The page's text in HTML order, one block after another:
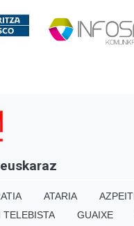
ATARIA
TELEBISTA GUAIXE